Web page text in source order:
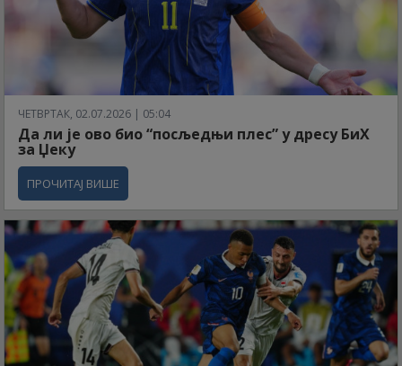
ЧЕТВРТАК, 02.07.2026 | 05:04
Да ли је ово био “посљедњи плес” у дресу БиХ
за Џеку
ПРОЧИТАЈ ВИШЕ